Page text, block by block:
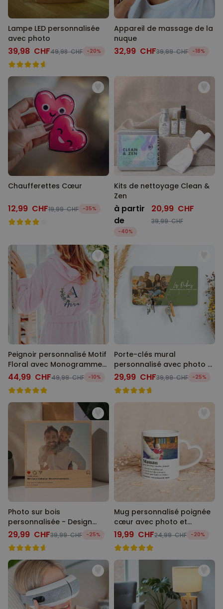
Lampe LED personnalisée
avec photo
39,98 CHF49,98 CHF -20%
Appareil de massage de la
nuque
32,99 CHF39,99 CHF -18%
Chaufferettes Cœur
12,99 CHF19,99 CHF -35%
Kits de nettoyage Clean &
Zen
à partir
de
20,99 CHF
39,99 CHF
-40%
Peignoir personnalisé Motif
Floral avec Monogramme
et Texte
44,99 CHF49,99 CHF -10%
Porte-clés mural
personnalisé avec photo et
texte
29,99 CHF39,99 CHF -25%
Photo sur bois
personnalisée - Design
Instagram
29,99 CHF39,99 CHF -25%
Mug personnalisé poignée
cœur avec photo et
définition
19,99 CHF24,99 CHF -20%